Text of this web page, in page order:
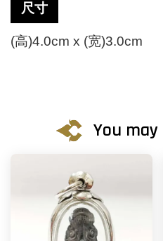
尺寸
(高)4.0cm x (宽)3.0cm
You